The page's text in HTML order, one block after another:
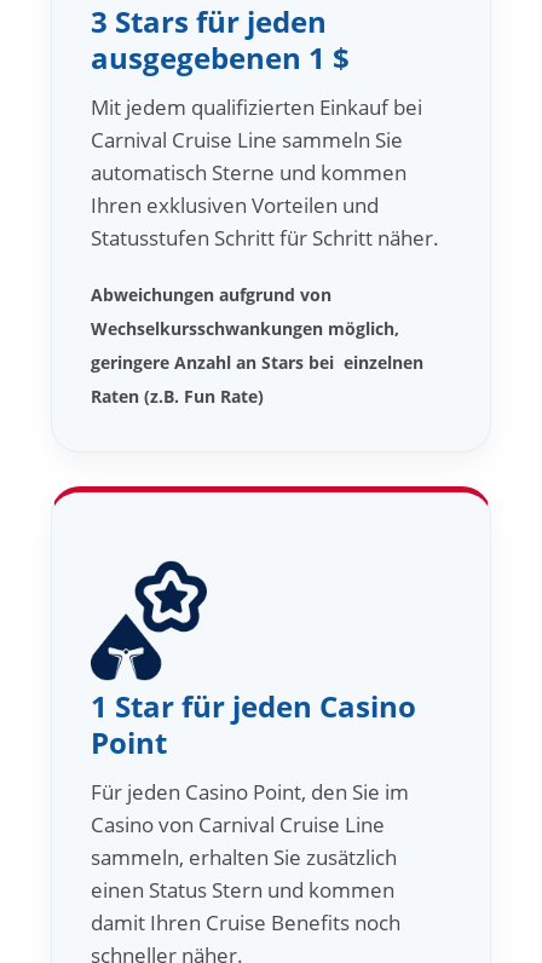
3 Stars für jeden
ausgegebenen 1 $
Mit jedem qualifizierten Einkauf bei
Carnival Cruise Line sammeln Sie
automatisch Sterne und kommen
Ihren exklusiven Vorteilen und
Statusstufen Schritt für Schritt näher.
Abweichungen aufgrund von
Wechselkursschwankungen möglich,
geringere Anzahl an Stars bei einzelnen
Raten (z.B. Fun Rate)
1 Star für jeden Casino
Point
Für jeden Casino Point, den Sie im
Casino von Carnival Cruise Line
sammeln, erhalten Sie zusätzlich
einen Status Stern und kommen
damit Ihren Cruise Benefits noch
schneller näher.